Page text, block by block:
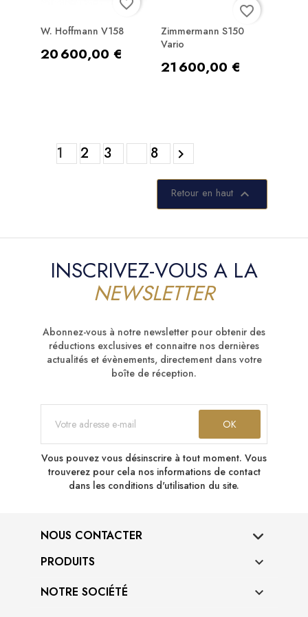
W. Hoffmann V158
Prix
20 600,00 €
favorite_border
Zimmermann S150
Vario
Prix
21 600,00 €
favorite_border
1 2 3 8 
Retour en haut 
INSCRIVEZ-VOUS A LA
NEWSLETTER
Abonnez-vous à notre newsletter pour obtenir des
réductions exclusives et connaitre nos dernières
actualités et évènements, directement dans votre
boîte de réception.
Vous pouvez vous désinscrire à tout moment. Vous
trouverez pour cela nos informations de contact
dans les conditions d'utilisation du site.
NOUS CONTACTER
PRODUITS

NOTRE SOCIÉTÉ 